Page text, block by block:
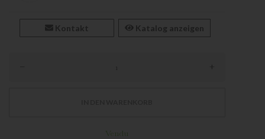
Kontakt Katalog anzeigen
+
Vendu